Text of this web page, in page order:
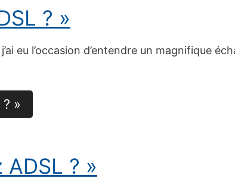
? »
eu l’occasion d’entendre un magnifique
»
? »